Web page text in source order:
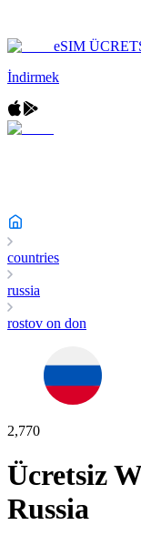
eSIM
İndirmek
countries
russia
rostov on don
2,770
Ücretsiz
Russia